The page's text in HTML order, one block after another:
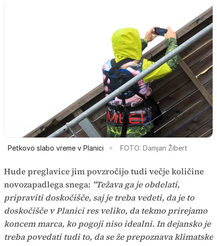
Petkovo slabo vreme v Planici FOTO: Damjan Žibert
Hude preglavice jim povzročijo tudi večje količine
novozapadlega snega: "Težava ga je obdelati,
pripraviti doskočišče, saj je treba vedeti, da je to
doskočišče v Planici res veliko, da tekmo prirejamo
koncem marca, ko pogoji niso idealni. In dejansko je
treba povedati tudi to, da se že prepoznava klimatske